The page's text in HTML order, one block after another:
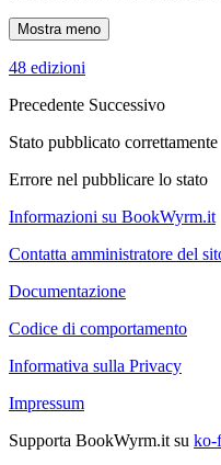
Mostra meno
48 edizioni
Precedente Successivo
Stato pubblicato correttamente
Errore nel pubblicare lo stato
Informazioni su BookWyrm.it
Contatta amministratore del
Documentazione
Codice di comportamento
Informativa sulla Privacy
Impressum
Supporta BookWyrm.it su ko-